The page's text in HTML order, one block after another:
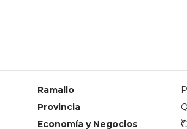
Ramallo
Provincia
Economía y Negocios